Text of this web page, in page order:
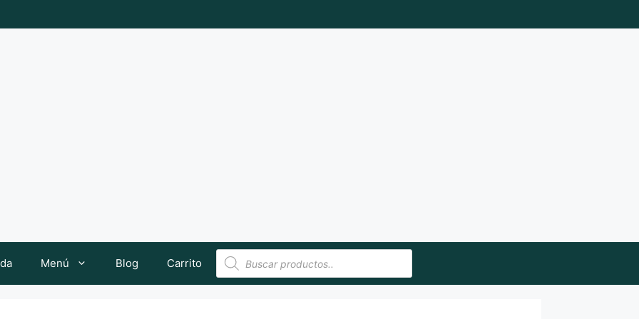
Menú Blog Carrito
Búsqueda
de
productos